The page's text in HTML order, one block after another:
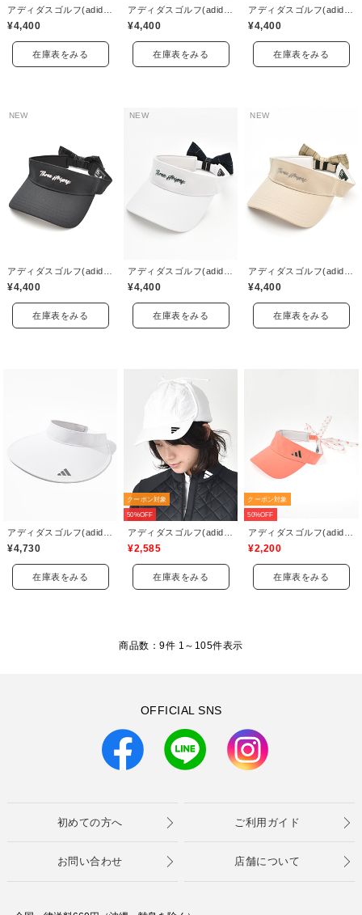
¥4,400
在庫表をみる
¥4,400
在庫表をみる
¥4,400
在庫表をみる
NEW
¥4,400
在庫表をみる
NEW
¥4,400
在庫表をみる
NEW
¥4,400
在庫表をみる
¥4,730
在庫表をみる
クーポン対象
50%OFF
¥2,585
在庫表をみる
クーポン対象
50%OFF
¥2,200
在庫表をみる
商品数：9件 1～ 105件表示
OFFICIAL SNS
初めての方へ ご利用ガイド
お問い合わせ 店舗について